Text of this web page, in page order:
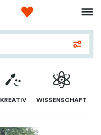
KREATIV WISSENSCHAFT